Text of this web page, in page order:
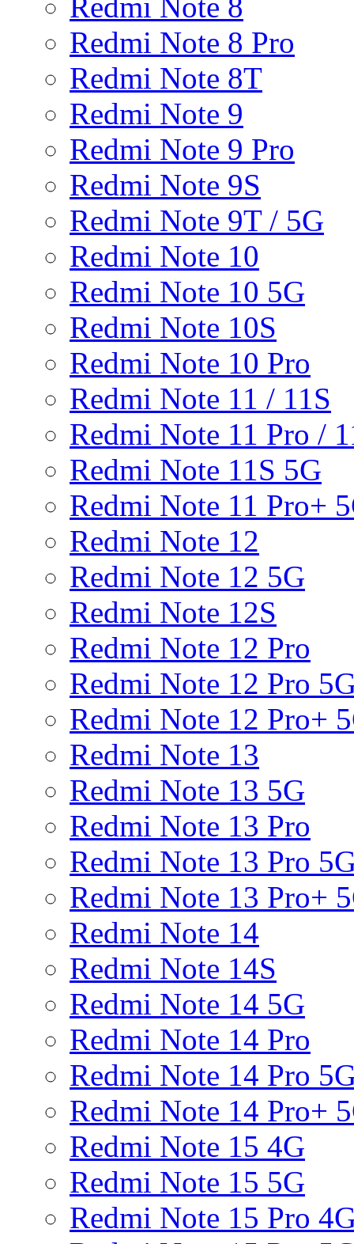
Redmi Note 8 Pro
Redmi Note 8T
Redmi Note 9
Redmi Note 9 Pro
Redmi Note 9S
Redmi Note 9T / 5G
Redmi Note 10
Redmi Note 10 5G
Redmi Note 10S
Redmi Note 10 Pro
Redmi Note 11 / 11S
Redmi Note 11 Pro /
Redmi Note 11S 5G
Redmi Note 11 Pro+
Redmi Note 12
Redmi Note 12 5G
Redmi Note 12S
Redmi Note 12 Pro
Redmi Note 12 Pro
Redmi Note 12 Pro+
Redmi Note 13
Redmi Note 13 5G
Redmi Note 13 Pro
Redmi Note 13 Pro
Redmi Note 13 Pro+
Redmi Note 14
Redmi Note 14S
Redmi Note 14 5G
Redmi Note 14 Pro
Redmi Note 14 Pro
Redmi Note 14 Pro+
Redmi Note 15 4G
Redmi Note 15 5G
Redmi Note 15 Pro